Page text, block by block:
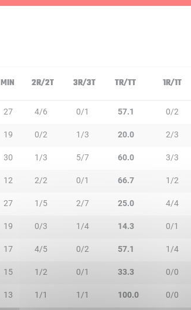
MIN 2R/2T 3R/3T TR/TT 1R/1T
27 4/6 0/1 57.1 0/2
19 0/2 1/3 20.0 2/3
30 1/3 5/7 60.0 3/3
12 2/2 0/1 66.7 1/2
27 1/5 2/7 25.0 4/4
19 0/3 1/4 14.3 0/1
17 4/5 0/2 57.1 1/4
15 1/2 0/1 33.3 0/0
13 1/1 1/1 100.0 0/0